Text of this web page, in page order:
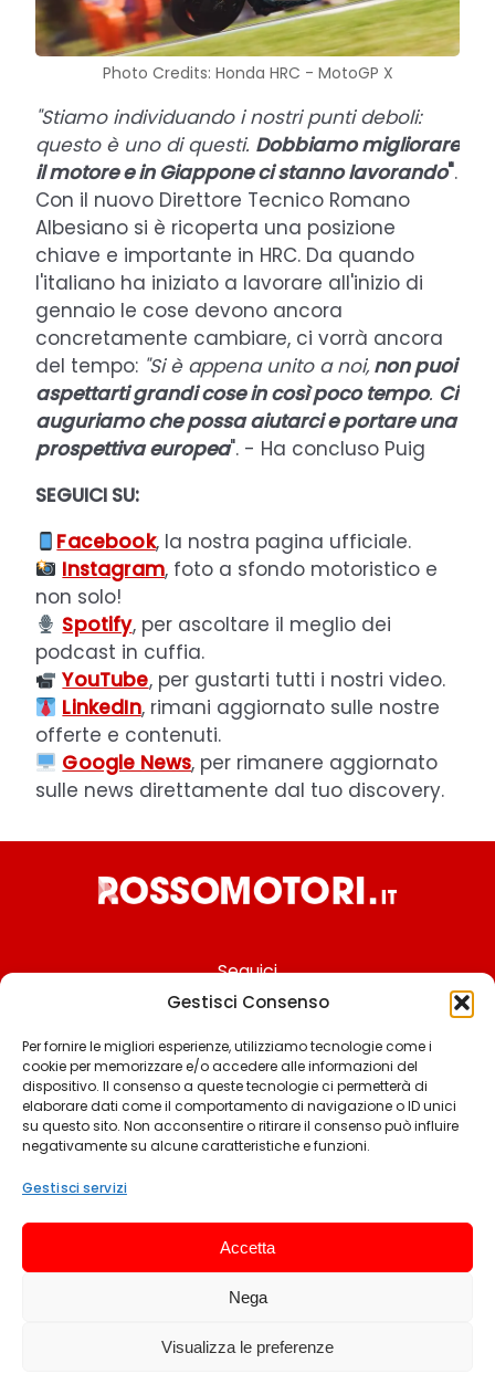
Gestisci Consenso
Per fornire le migliori esperienze, utilizziamo tecnologie come i
cookie per memorizzare e/o accedere alle informazioni del
dispositivo. Il consenso a queste tecnologie ci permetterà di
elaborare dati come il comportamento di navigazione o ID unici
su questo sito. Non acconsentire o ritirare il consenso può influire
negativamente su alcune caratteristiche e funzioni.
Gestisci servizi
Accetta
Nega
Visualizza le preferenze
Photo Credits: Honda HRC - MotoGP X
"Stiamo individuando i nostri punti deboli:
questo è uno di questi. Dobbiamo migliorare
il motore e in Giappone ci stanno lavorando".
Con il nuovo Direttore Tecnico Romano
Albesiano si è ricoperta una posizione
chiave e importante in HRC. Da quando
l'italiano ha iniziato a lavorare all'inizio di
gennaio le cose devono ancora
concretamente cambiare, ci vorrà ancora
del tempo: "Si è appena unito a noi, non puoi
aspettarti grandi cose in così poco tempo. Ci
auguriamo che possa aiutarci e portare una
prospettiva europea". - Ha concluso Puig
SEGUICI SU:
Facebook, la nostra pagina ufficiale.
Instagram, foto a sfondo motoristico e
non solo!
Spotify, per ascoltare il meglio dei
podcast in cuffia.
YouTube, per gustarti tutti i nostri video.
LinkedIn, rimani aggiornato sulle nostre
offerte e contenuti.
Google News, per rimanere aggiornato
sulle news direttamente dal tuo discovery.
Seguici
Chi siamo
Contattaci
Termini & Condizioni
Privacy policy
© 2025 Rossomotori.it. Tutti i diritti riservati.